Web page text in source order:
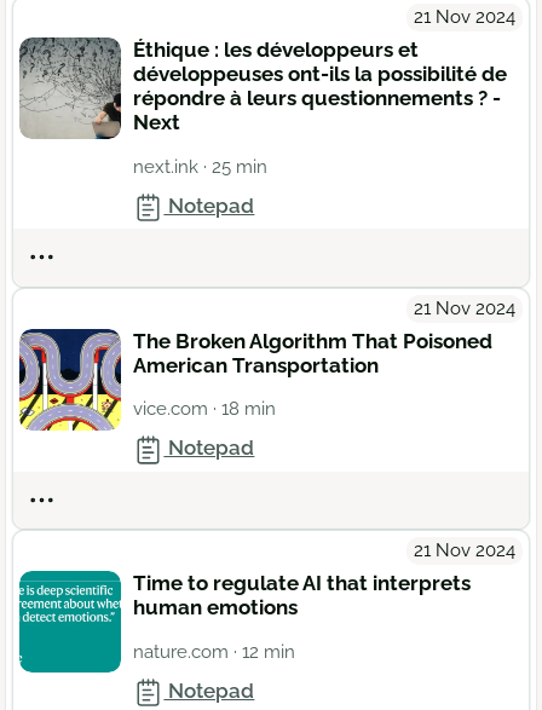
21 Nov 2024
Éthique : les développeurs et
développeuses ont-ils la possibilité de
répondre à leurs questionnements ? -
Next
next.ink · 25 min
Notepad
21 Nov 2024
The Broken Algorithm That Poisoned
American Transportation
vice.com · 18 min
Notepad
21 Nov 2024
Time to regulate AI that interprets
human emotions
nature.com · 12 min
Notepad